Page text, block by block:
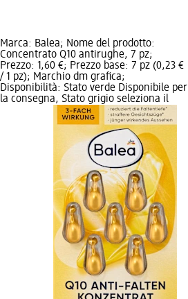
Marca: Balea; Nome del prodotto:
Concentrato Q10 antirughe, 7 pz;
Prezzo: 1,60 €; Prezzo base: 7 pz (0,23 €
/ 1 pz); Marchio dm grafica;
Disponibilità: Stato verde Disponibile per
la consegna, Stato grigio seleziona il